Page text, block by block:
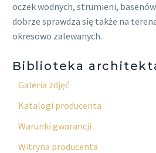
oczek wodnych, strumieni,
dobrze sprawdza się także na
okresowo zalewanych.
Biblioteka
Galeria zdjęć
Katalogi producenta
Warunki gwarancji
Witryna producenta